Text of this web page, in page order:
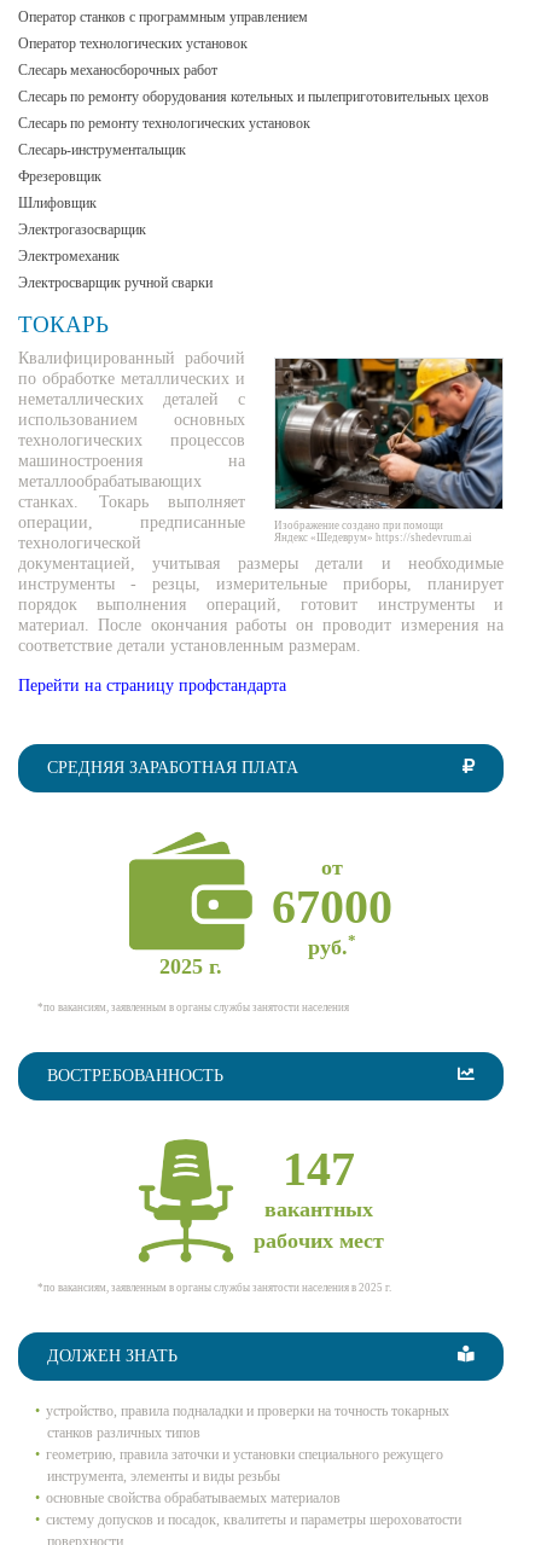
Оператор станков с программным управлением
Оператор технологических установок
Слесарь механосборочных работ
Слесарь по ремонту оборудования котельных и пылеприготовительных цехов
Слесарь по ремонту технологических установок
Слесарь-инструментальщик
Фрезеровщик
Шлифовщик
Электрогазосварщик
Электромеханик
Электросварщик ручной сварки
ТОКАРЬ
Изображение создано при помощи
Яндекс «Шедеврум» https://shedevrum.ai
Квалифицированный рабочий
по обработке металлических и
неметаллических деталей с
использованием основных
технологических процессов
машиностроения на
металлообрабатывающих
станках. Токарь выполняет
операции, предписанные
технологической
документацией, учитывая размеры детали и необходимые
инструменты - резцы, измерительные приборы, планирует
порядок выполнения операций, готовит инструменты и
материал. После окончания работы он проводит измерения на
соответствие детали установленным размерам.
Перейти на страницу профстандарта
СРЕДНЯЯ ЗАРАБОТНАЯ ПЛАТА
2025 г.
от
67000
руб.*
*по вакансиям, заявленным в органы службы занятости населения
ВОСТРЕБОВАННОСТЬ
147
вакантных
рабочих мест
*по вакансиям, заявленным в органы службы занятости населения в 2025 г.
ДОЛЖЕН ЗНАТЬ
устройство, правила подналадки и проверки на точность токарных
станков различных типов
геометрию, правила заточки и установки специального режущего
инструмента, элементы и виды резьбы
основные свойства обрабатываемых материалов
систему допусков и посадок, квалитеты и параметры шероховатости
поверхности